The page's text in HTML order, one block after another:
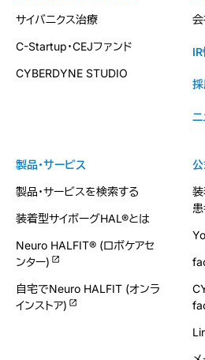
製品・サービス
製品・サービスを検索する
装着型サイボーグHAL®とは
Neuro HALFIT® (ロボケアセ
ンター)
自宅でNeuro HALFIT (オンラ
インストア)
サイバニクス治療
C-Startup・CEJファンド
CYBERDYNE STUDIO
ニ
公